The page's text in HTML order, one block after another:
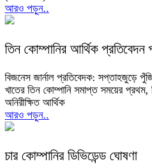
আরও পড়ুন..
তিন কোম্পানির আর্থিক প্রতিবেদন
বিজনেস জার্নাল প্রতিবেদক: সপ্তাহজুড়ে
খাতের তিন কোম্পানি সমাপ্ত সময়ের প্রথম,
অনিরীক্ষিত আর্থিক
আরও পড়ুন..
চার কোম্পানির ডিভিডেন্ড ঘোষণা